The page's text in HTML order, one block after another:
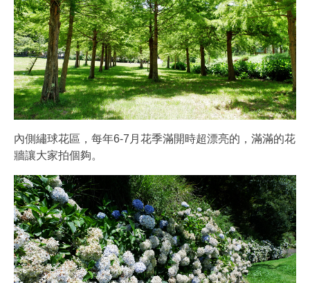
內側繡球花區，每年6-7月花季滿開時超漂亮的，滿滿的花
牆讓大家拍個夠。